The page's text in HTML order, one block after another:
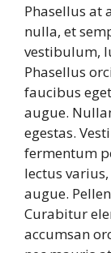
Phasellus at
nulla, et
vestibulum,
Phasellus
faucibus
augue.
egestas.
fermentum
lectus
augue.
Curabitur
accumsan